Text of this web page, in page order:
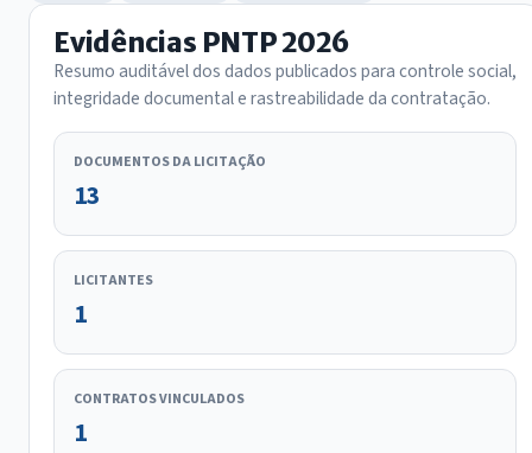
Evidências PNTP 2026
Resumo auditável dos dados publicados para controle social,
integridade documental e rastreabilidade da contratação.
DOCUMENTOS DA LICITAÇÃO
13
LICITANTES
1
CONTRATOS VINCULADOS
1